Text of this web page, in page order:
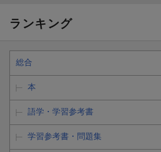
ランキング
総合
本
語学・学習参考書
学習参考書・問題集